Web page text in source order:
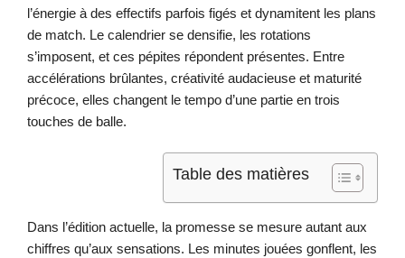
l’énergie à des effectifs parfois figés et dynamitent les plans
de match. Le calendrier se densifie, les rotations
s’imposent, et ces pépites répondent présentes. Entre
accélérations brûlantes, créativité audacieuse et maturité
précoce, elles changent le tempo d’une partie en trois
touches de balle.
Table des matières
Dans l’édition actuelle, la promesse se mesure autant aux
chiffres qu’aux sensations. Les minutes jouées gonflent, les